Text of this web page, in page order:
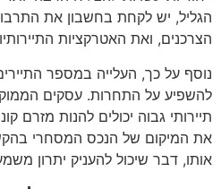
הגליל, יש לקחת בחשבון את
הצרכנים, ואת האטרקציות
נוסף על כך, העלייה במספר
להשפיע על התחרות. עסקים
תיירותי גבוה יכולים להנות מזרם
את המיקום של הנכס המסחרי
אותו, דבר שיכול להעניק יתרון